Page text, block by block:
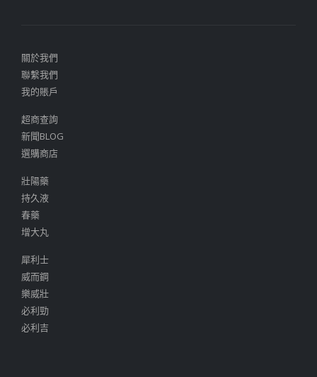
關於我們
聯繫我們
我的賬戶
超商查詢
新聞BLOG
選購商店
壯陽藥
持久液
春藥
增大丸
犀利士
威而鋼
樂威壯
必利勁
必利吉